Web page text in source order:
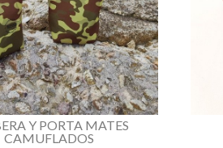
Y PORTA MATES
CAMUFLADOS